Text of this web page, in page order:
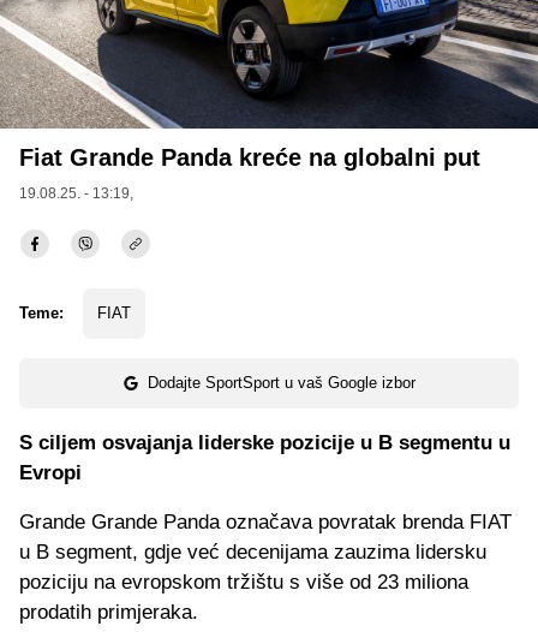
Fiat Grande Panda kreće na globalni put
19.08.25. - 13:19,
Teme: FIAT
Dodajte SportSport u vaš Google izbor
S ciljem osvajanja liderske pozicije u B segmentu u
Evropi
Grande Grande Panda označava povratak brenda FIAT
u B segment, gdje već decenijama zauzima lidersku
poziciju na evropskom tržištu s više od 23 miliona
prodatih primjeraka.